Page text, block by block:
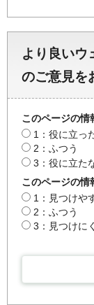
より良いウ
のご意見を
このページの情
1：役に立っ
2：ふつう
3：役に立た
このページの情
1：見つけや
2：ふつう
3：見つけに